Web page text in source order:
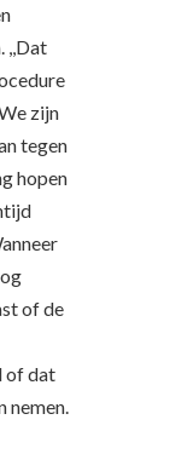
,,Dat
zijn
tegen
hopen
of de
of dat
nemen.